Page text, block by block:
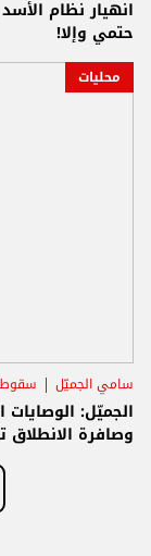
انهيار نظام
حتمي وإلا!
محليات
سامي الجميّل سقوط
الجميّل:
وصافرة الانطلاق